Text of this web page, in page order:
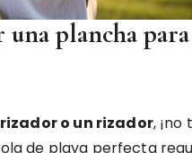
una plancha
rizador o un rizador, ¡no
de playa perfecta